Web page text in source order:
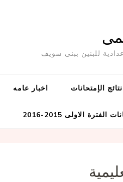
للبنين ببنى سويف
نتائج الإمتحانات اخبار عامه
الفترة الاولى 2015-2016